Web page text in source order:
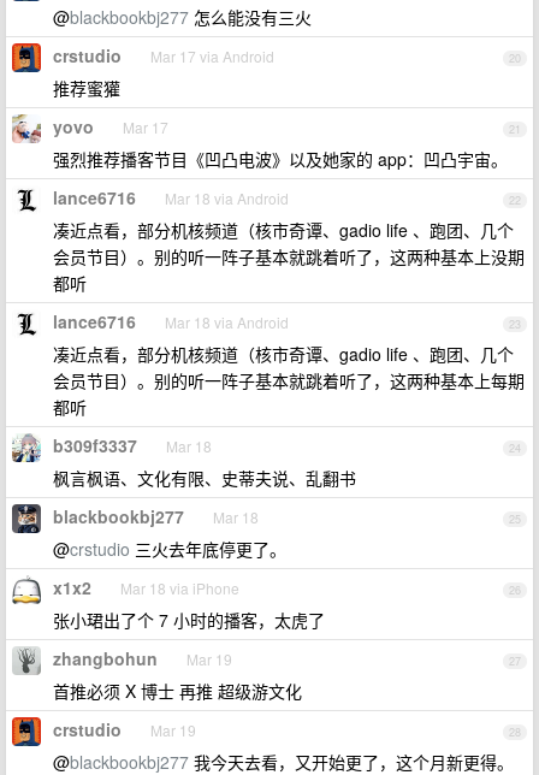
@blackbookbj277 怎么能没有三火
20
crstudio Mar 17 via Android
推荐蜜獾
21
yovo Mar 17
强烈推荐播客节目《凹凸电波》以及她家的 app：凹凸宇宙。
22
lance6716 Mar 18 via Android
凑近点看，部分机核频道（核市奇谭、gadio life 、跑团、几个
会员节目）。别的听一阵子基本就跳着听了，这两种基本上没期
都听
23
lance6716 Mar 18 via Android
凑近点看，部分机核频道（核市奇谭、gadio life 、跑团、几个
会员节目）。别的听一阵子基本就跳着听了，这两种基本上每期
都听
24
b309f3337 Mar 18
枫言枫语、文化有限、史蒂夫说、乱翻书
25
blackbookbj277 Mar 18
@crstudio 三火去年底停更了。
26
x1x2 Mar 18 via iPhone
张小珺出了个 7 小时的播客，太虎了
27
zhangbohun Mar 19
首推必须 X 博士 再推 超级游文化
28
crstudio Mar 19
@blackbookbj277 我今天去看，又开始更了，这个月新更得。